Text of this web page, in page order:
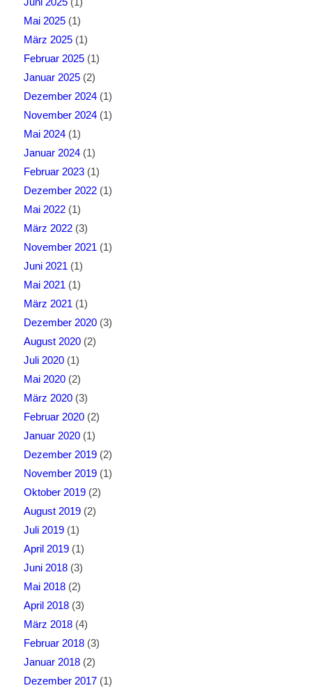
Mai 2025(1)
März 2025(1)
Februar 2025(1)
Januar 2025(2)
Dezember 2024(1)
November 2024(1)
Mai 2024(1)
Januar 2024(1)
Februar 2023(1)
Dezember 2022(1)
Mai 2022(1)
März 2022(3)
November 2021 (1)
Juni 2021 (1)
Mai 2021 (1)
März 2021 (1)
Dezember 2020(3)
August 2020(2)
Juli 2020(1)
Mai 2020(2)
März 2020(3)
Februar 2020(2)
Januar 2020(1)
Dezember 2019(2)
November 2019(1)
Oktober 2019(2)
August 2019(2)
Juli 2019(1)
April 2019(1)
Juni 2018(3)
Mai 2018(2)
April 2018(3)
März 2018(4)
Februar 2018(3)
Januar 2018(2)
Dezember 2017(1)